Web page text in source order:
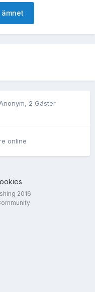
2 Gäster
online
2016